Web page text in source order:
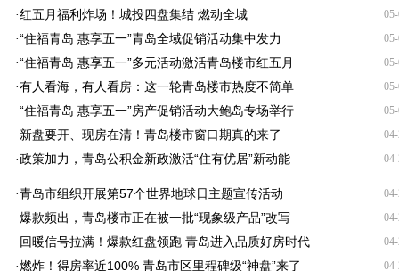
·红五月福利炸场！城投四盘集结 燃动全城
·“住福青岛 惠享五一”青岛全域促销活动集中发力
·“住福青岛 惠享五一”多元活动激活青岛楼市红五月
·有人看海，有人看房：这一轮青岛楼市热度不简单
·“住福青岛 惠享五一”房产促销活动大鲍岛专场举行
· 新盘要开、现房在清！青岛楼市窗口期真的来了
·政策加力，青岛公积金新政激活“住有优居”新动能
·青岛市组织开展第57个世界地球日主题宣传活动
·爆款频出，青岛楼市正在被一批“现象级产品”改写
· 回暖信号拉满！爆款红盘领跑 青岛进入品质好房时代
·燃炸！得房率近100% 青岛市区里程碑级“神盘”来了